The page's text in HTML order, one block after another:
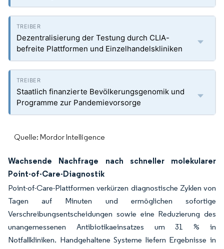
Dezentralisierung der Testung durch CLIA-
befreite Plattformen und Einzelhandelskliniken
Staatlich finanzierte Bevölkerungsgenomik und
Programme zur Pandemievorsorge
Quelle: Mordor Intelligence
Wachsende Nachfrage nach schneller molekularer
Point-of-Care-Diagnostik
Point-of-Care-Plattformen verkürzen diagnostische Zyklen von
Tagen auf Minuten und ermöglichen sofortige
Verschreibungsentscheidungen sowie eine Reduzierung des
unangemessenen Antibiotikaeinsatzes um 31 % in
Notfallkliniken. Handgehaltene Systeme liefern Ergebnisse in